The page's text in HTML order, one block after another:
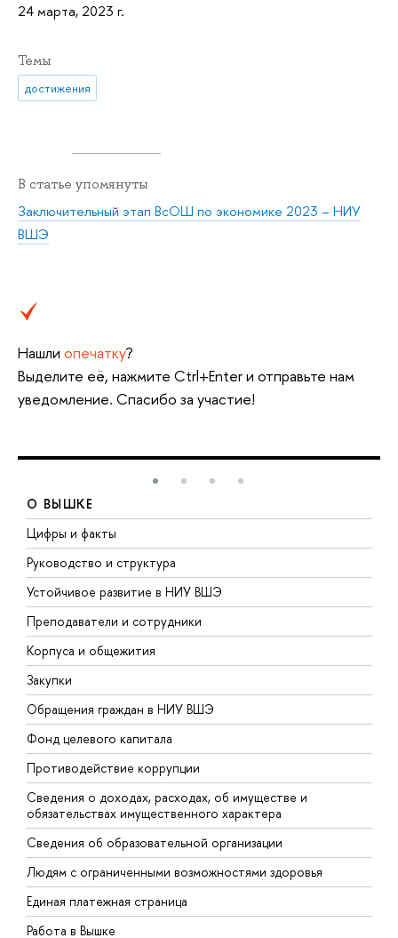
24 марта, 2023 г.
Темы
достижения
В статье упомянуты
Заключительный этап ВсОШ по экономике 2023 – НИУ
ВШЭ
Нашли опечатку?
Выделите её, нажмите Ctrl+Enter и отправьте нам
уведомление. Спасибо за участие!
О ВЫШКЕ
Цифры и факты
Руководство и структура
Устойчивое развитие в НИУ ВШЭ
Преподаватели и сотрудники
Корпуса и общежития
Закупки
Обращения граждан в НИУ ВШЭ
Фонд целевого капитала
Противодействие коррупции
Сведения о доходах, расходах, об имуществе и
обязательствах имущественного характера
Сведения об образовательной организации
Людям с ограниченными возможностями здоровья
Единая платежная страница
Работа в Вышке